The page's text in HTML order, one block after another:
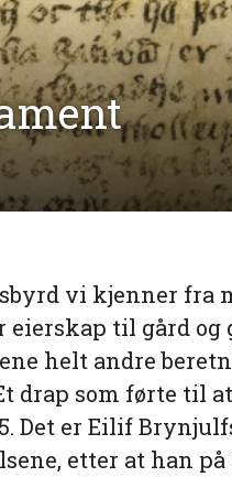
vi kjenner fra
eierskap til gård og
helt andre
drap som førte til
Det er Eilif
etter at han på